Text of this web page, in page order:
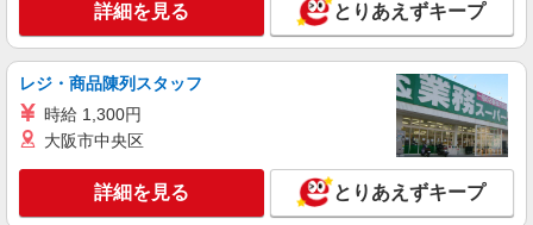
詳細を見る とりあえずキープ
レジ・商品陳列スタッフ
時給 1,300円
大阪市中央区
詳細を見る とりあえずキープ